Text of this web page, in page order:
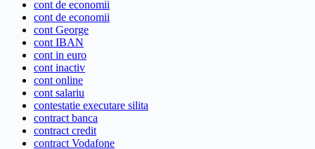
cont de economii
cont de economii
cont George
cont IBAN
cont in euro
cont inactiv
cont online
cont salariu
contestatie executare silita
contract banca
contract credit
contract Vodafone